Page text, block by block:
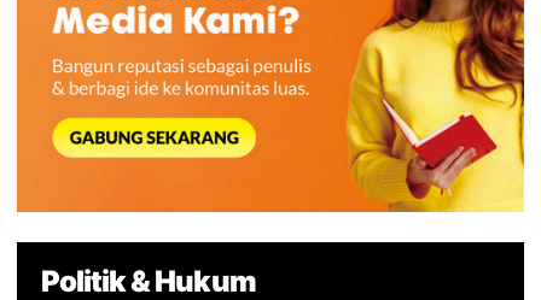
Politik & Hukum